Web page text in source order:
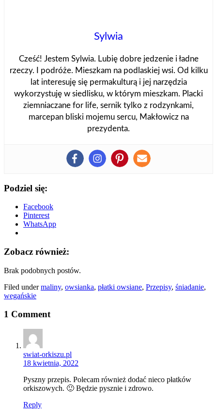
Sylwia
Cześć! Jestem Sylwia. Lubię dobre jedzenie i ładne
rzeczy. I podróże. Mieszkam na podlaskiej wsi. Od kilku
lat interesuję się permakulturą i jej narzędzia
wykorzystuję w siedlisku, w którym mieszkam. Placki
ziemniaczane for life, sernik tylko z rodzynkami,
marcepan bliski mojemu sercu, Makłowicz na
prezydenta.
Podziel się:
Facebook
Pinterest
WhatsApp
Zobacz również:
Brak podobnych postów.
Filed undermaliny, owsianka, płatki owsiane, Przepisy, śniadanie,
wegańskie
1 Comment
swiat-orkiszu.pl
18 kwietnia, 2022
Pyszny przepis. Polecam również dodać nieco płatków
orkiszowych. 🙂 Będzie pysznie i zdrowo.
Reply